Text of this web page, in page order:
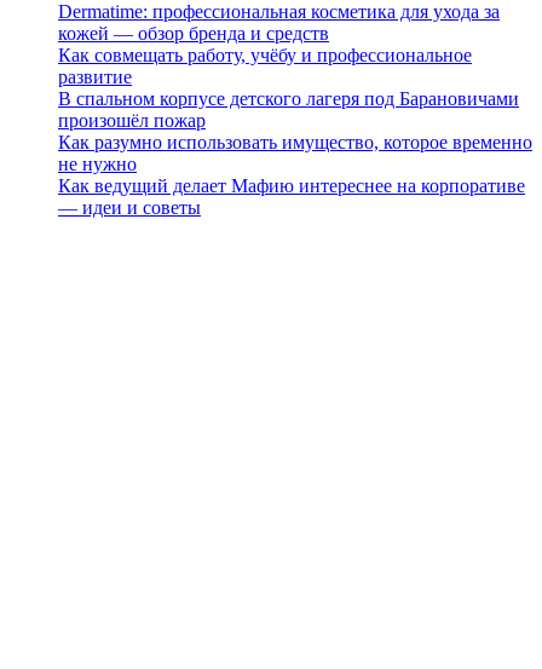
Dermatime: профессиональная косметика для ухода за
кожей — обзор бренда и средств
Как совмещать работу, учёбу и профессиональное
развитие
В спальном корпусе детского лагеря под Барановичами
произошёл пожар
Как разумно использовать имущество, которое временно
не нужно
Как ведущий делает Мафию интереснее на корпоративе
— идеи и советы